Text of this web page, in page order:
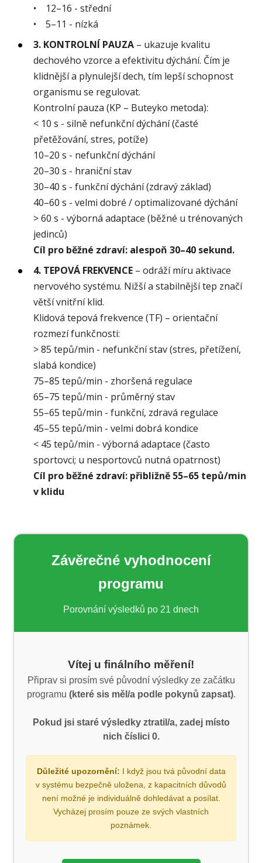
• 12–16 - střední
• 5–11 - nízká
3. KONTROLNÍ PAUZA – ukazuje kvalitu
dechového vzorce a efektivitu dýchání. Čím je
klidnější a plynulejší dech, tím lepší schopnost
organismu se regulovat.
Kontrolní pauza (KP – Buteyko metoda):
< 10 s - silně nefunkční dýchání (časté
přetěžování, stres, potíže)
10–20 s - nefunkční dýchání
20–30 s - hraniční stav
30–40 s - funkční dýchání (zdravý základ)
40–60 s - velmi dobré / optimalizované dýchání
> 60 s - výborná adaptace (běžné u trénovaných
jedinců)
Cíl pro běžné zdraví: alespoň 30–40 sekund.
4. TEPOVÁ FREKVENCE – odráží míru aktivace
nervového systému. Nižší a stabilnější tep značí
větší vnitřní klid.
Klidová tepová frekvence (TF) – orientační
rozmezí funkčnosti:
> 85 tepů/min - nefunkční stav (stres, přetížení,
slabá kondice)
75–85 tepů/min - zhoršená regulace
65–75 tepů/min - průměrný stav
55–65 tepů/min - funkční, zdravá regulace
45–55 tepů/min - velmi dobrá kondice
< 45 tepů/min - výborná adaptace (často
sportovci; u nesportovců nutná opatrnost)
Cíl pro běžné zdraví: přibližně 55–65 tepů/min
v klidu
Závěrečné vyhodnocení
programu
Porovnání výsledků po 21 dnech
Vítej u finálního měření!
Připrav si prosím své původní výsledky ze začátku
programu (které sis měl/apodle pokynů zapsat).
Pokud jsi staré výsledky ztratil/a, zadej místo
nich číslici 0.
Důležité upozornění: I když jsou tvá původní data
v systému bezpečně uložena, z kapacitních důvodů
není možné je individuálně dohledávat a posílat.
Vycházej prosím pouze ze svých vlastních
poznámek.